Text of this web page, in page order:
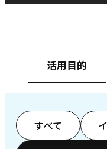
活用目的
すべて